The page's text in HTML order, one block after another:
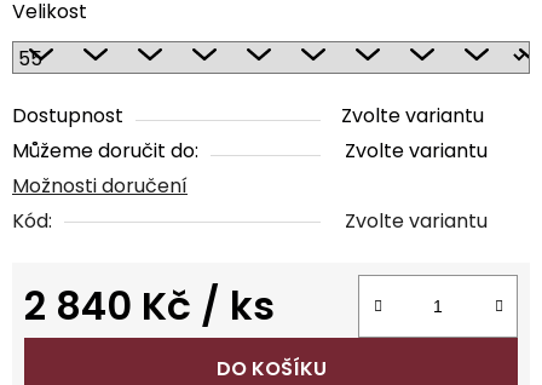
Velikost
Dostupnost
Zvolte variantu
Můžeme doručit do:
Zvolte variantu
Možnosti doručení
Kód:
Zvolte variantu
2 840 Kč / ks
Měrná cena:
DO KOŠÍKU